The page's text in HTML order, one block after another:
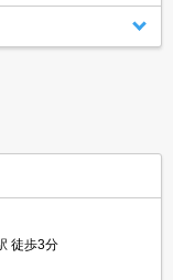
徒歩3分